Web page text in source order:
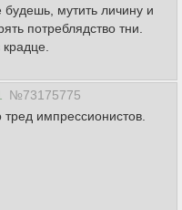
будешь, мутить личину и
потреблядство тни.
№73175775
тред импрессионистов.